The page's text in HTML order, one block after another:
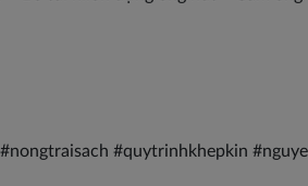
#quytrinhkhepkin